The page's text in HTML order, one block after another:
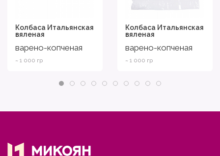
Колбаса Итальянская
вяленая
варено-копченая
~ 1 000 гр
Колбаса Итальянская
вяленая
варено-копченая
~ 1 000 гр